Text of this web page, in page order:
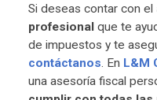
Si deseas contar con el
profesional que te
de impuestos y te
contáctanos. En L&M
una asesoría fiscal